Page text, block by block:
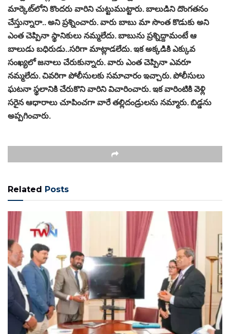
మార్కెట్‌లోని కొందరు వారిని చుట్టుముట్టారు. బాలుడిని దొంగతనం
చేస్తున్నారా.. అని ప్రశ్నించారు. వారు బాబు మా సొంత కొడుకు అని
ఎంత చెప్పినా స్థానికులు నమ్మలేదు. బాబును ప్రశ్నిద్దామంటే ఆ
బాలుడు బధిరుడు..సరిగా మాట్లాడలేదు. ఇక అక్కడికి ఎక్కువ
సంఖ్యలో జనాలు చేరుకున్నారు. వారు ఎంత చెప్పినా ఎవరూ
నమ్మలేదు. చివరిగా పోలీసులకు సమాచారం ఇచ్చారు. పోలీసులు
ఘటనా స్థలానికి చేరుకొని వారిని విచారించారు. ఇక వారింటికి వెళ్లి
సరైన ఆధారాలు చూపించగా వారే తల్లిదండ్రులను నమ్మారు. బిడ్డను
అప్పగించారు.
Related Posts